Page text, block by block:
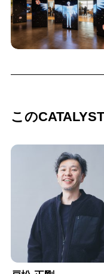
この